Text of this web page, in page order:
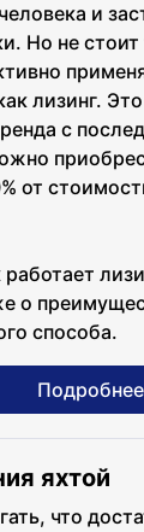
и
Но не
лизинг.
с
от
о
способа.
Подробнее
яхтой
что